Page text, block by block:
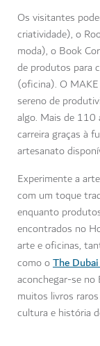
Os visitantes
criatividade), o
moda), o Book
de produtos para
(oficina). O
sereno de
algo. Mais de 110
carreira graças à
artesanato
Experimente a
com um toque
enquanto
encontrados no
arte e oficinas,
como oThe
aconchegar-se no
muitos livros
cultura e história